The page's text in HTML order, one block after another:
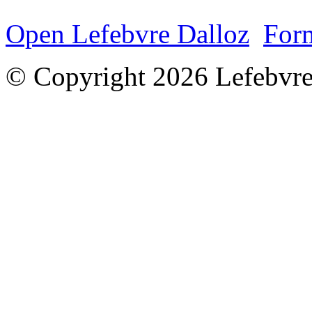
Open Lefebvre Dalloz
© Copyright 2026